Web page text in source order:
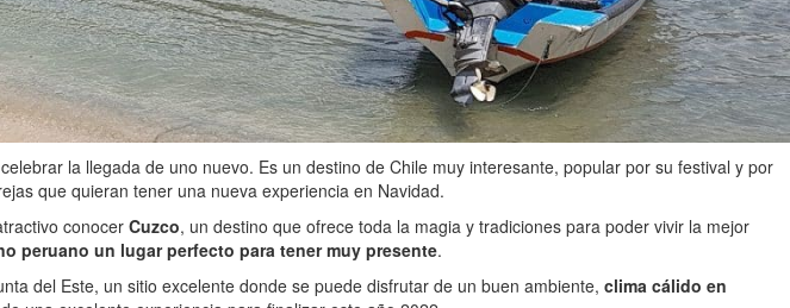
la llegada de uno nuevo. Es un destino de Chile muy interesante, popular por su festival y por
que quieran tener una nueva experiencia en Navidad.
conocer Cuzco, un destino que ofrece toda la magia y tradiciones para poder vivir la mejor
peruano un lugar perfecto para tener muy presente.
del Este, un sitio excelente donde se puede disfrutar de un buen ambiente, clima cálido en